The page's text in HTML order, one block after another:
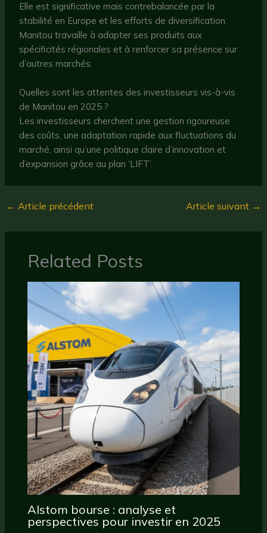
Elle est significative mais contrebalancée par la
stabilité en Europe et les efforts de diversification.
Manitou travaille à adapter ses produits aux
spécificités régionales et à renforcer sa présence sur
d’autres marchés.
Quelles sont les attentes des investisseurs vis-à-vis
de Manitou en 2025 ?
Les investisseurs cherchent une gestion rigoureuse
des coûts, une adaptation rapide aux fluctuations du
marché, ainsi qu’une politique claire d’innovation et
d’expansion grâce au plan ‘LIFT’.
← Article précédent Article suivant →
Related Posts
Alstom bourse : analyse et
perspectives pour investir en 2025